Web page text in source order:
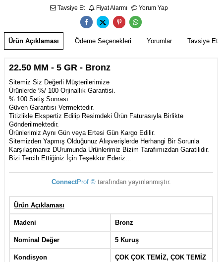
Tavsiye Et Fiyat Alarmı Yorum Yap
Ürün Açıklaması Ödeme Seçenekleri Yorumlar Tavsiye Et
22.50 MM - 5 GR - Bronz
Sitemiz Siz Değerli Müşterilerimize
Ürünlerde %/ 100 Orjinallık Garantisi.
% 100 Satiş Sonrası
Güven Garantısı Vermektedir.
Titizlikle Ekspertiz Edilip Resimdeki Ürün Faturasıyla Birlikte
Gönderilmektedir.
Ürünlerimiz Aynı Gün veya Ertesi Gün Kargo Edilir.
Sitemizden Yapmış Olduğunuz Alışverişlerde Herhangi Bir Sorunla
Karşılaşmanız DUrumunda Ürünlerimiz Bizim Tarafımızdan Garatilidir.
Bizi Tercih Ettiğiniz İçin Teşekkür Ederiz...
ConnectProf ©tarafından yayınlanmıştır.
Ürün Açıklaması
Madeni Bronz
Nominal Değer 5 Kuruş
Kondisyon ÇOK ÇOK TEMİZ, ÇOK TEMİZ